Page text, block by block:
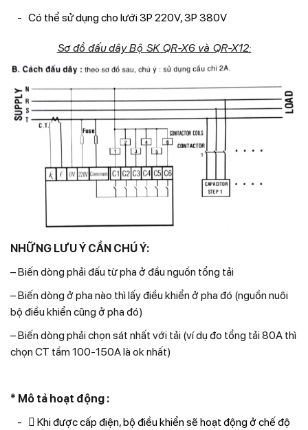
Có thể sử dụng cho lưới 3P 220V, 3P 380V
Sơ đồ đấu dây Bộ SK QR-X6 và QR-X12:
NHỮNG LƯU Ý CẦN CHÚ Ý:
– Biến dòng phải đấu từ pha ở đầu nguồn tổng tải
– Biến dòng ở pha nào thì lấy điều khiển ở pha đó (nguồn nuôi
bộ điều khiển cũng ở pha đó)
– Biến dòng phải chọn sát nhất với tải (ví dụ đo tổng tải 80A thì
chọn CT tầm 100-150A là ok nhất)
* Mô tả hoạt động :
 Khi được cấp điện, bộ điều khiển sẽ hoạt động ở chế độ